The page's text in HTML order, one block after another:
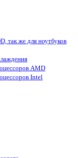
так же для ноутбуков
AMD
Intel